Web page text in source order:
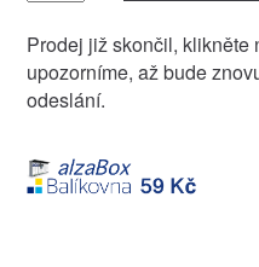
Prodej již skončil, klikněte
upozorníme, až bude
odeslání.